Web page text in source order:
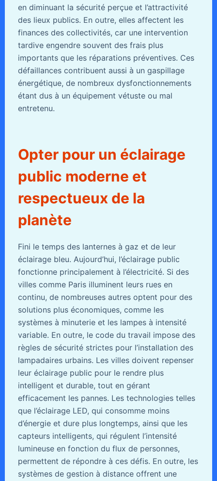
en diminuant la sécurité perçue et l’attractivité
des lieux publics. En outre, elles affectent les
finances des collectivités, car une intervention
tardive engendre souvent des frais plus
importants que les réparations préventives. Ces
défaillances contribuent aussi à un gaspillage
énergétique, de nombreux dysfonctionnements
étant dus à un équipement vétuste ou mal
entretenu.
Opter pour un éclairage
public moderne et
respectueux de la
planète
Fini le temps des lanternes à gaz et de leur
éclairage bleu. Aujourd’hui, l’éclairage public
fonctionne principalement à l’électricité. Si des
villes comme Paris illuminent leurs rues en
continu, de nombreuses autres optent pour des
solutions plus économiques, comme les
systèmes à minuterie et les lampes à intensité
variable. En outre, le code du travail impose des
règles de sécurité strictes pour l’installation des
lampadaires urbains. Les villes doivent repenser
leur éclairage public pour le rendre plus
intelligent et durable, tout en gérant
efficacement les pannes. Les technologies telles
que l’éclairage LED, qui consomme moins
d’énergie et dure plus longtemps, ainsi que les
capteurs intelligents, qui régulent l’intensité
lumineuse en fonction du flux de personnes,
permettent de répondre à ces défis. En outre, les
systèmes de gestion à distance offrent une